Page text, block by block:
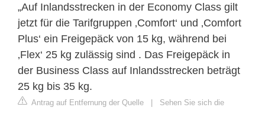
„Auf Inlandsstrecken in der Economy Class gilt
jetzt für die Tarifgruppen ‚Comfort‘ und ‚Comfort
Plus‘ ein Freigepäck von 15 kg, während bei
‚Flex‘ 25 kg zulässig sind . Das Freigepäck in
der Business Class auf Inlandsstrecken beträgt
25 kg bis 35 kg.
Antrag auf Entfernung der Quelle | Sehen Sie sich die